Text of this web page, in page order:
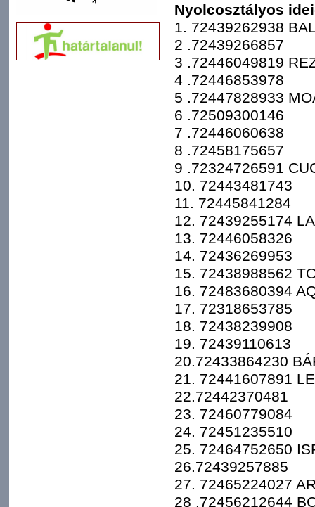
Nyolcosztályos
1. 72439262938
2 .72439266857
3 .72446049819
4 .72446853978
5 .72447828933
6 .72509300146
7 .72446060638
8 .72458175657
9 .72324726591
10. 72443481743
11. 72445841284
12. 72439255174
13. 72446058326
14. 72436269953
15. 72438988562
16. 72483680394
17. 72318653785
18. 72438239908
19. 72439110613
20.72433864230
21. 72441607891
22.72442370481
23. 72460779084
24. 72451235510
25. 72464752650
26.72439257885
27. 72465224027
28 .72456212644